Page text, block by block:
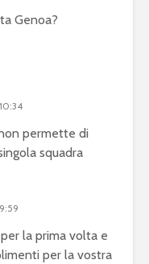
Genoa?
permette di
squadra
la prima volta e
per la vostra